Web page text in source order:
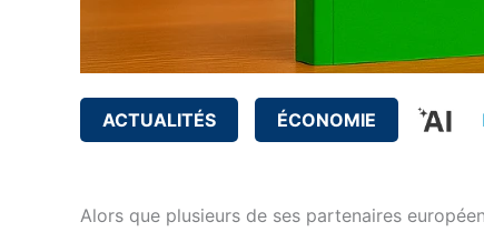
ACTUALITÉS ÉCONOMIE
Alors que plusieurs de ses partenaires